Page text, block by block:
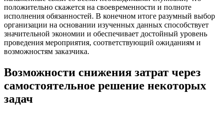
положительно скажется на своевременности и полноте
исполнения обязанностей. В конечном итоге разумный выбор
организации на основании изученных данных способствует
значительной экономии и обеспечивает достойный уровень
проведения мероприятия, соответствующий ожиданиям и
возможностям заказчика.
Возможности снижения затрат через
самостоятельное решение некоторых
задач